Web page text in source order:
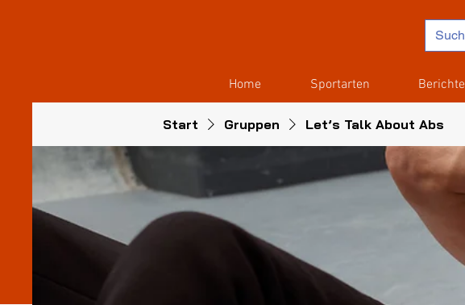
Home Sportarten Berichte
Start Gruppen Let’s Talk About Abs